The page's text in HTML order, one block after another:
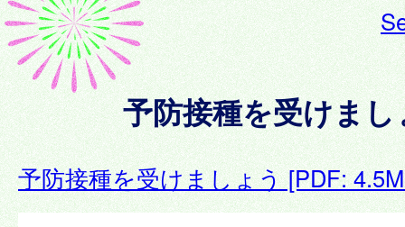
予防接種を受けまし
予防接種を受けましょう [PDF: